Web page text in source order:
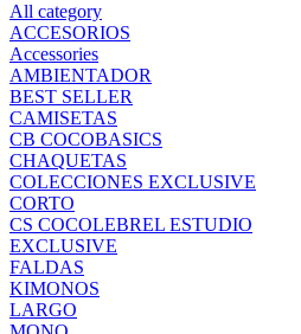
All category
ACCESORIOS
Accessories
AMBIENTADOR
BEST SELLER
CAMISETAS
CB COCOBASICS
CHAQUETAS
COLECCIONES EXCLUSIVE
CORTO
CS COCOLEBREL ESTUDIO
EXCLUSIVE
FALDAS
KIMONOS
LARGO